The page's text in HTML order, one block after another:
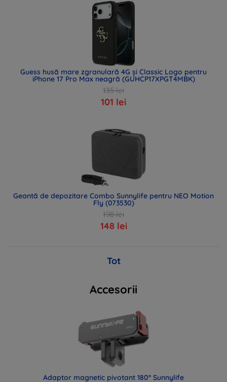
Guess husă mare zgranulară 4G și Classic Logo pentru
iPhone 17 Pro Max neagră (GUHCP17XPGT4MBK)
135 lei
101 lei
Geantă de depozitare Combo Sunnylife pentru NEO Motion
Fly (073530)
198 lei
148 lei
Tot
Accesorii
Adaptor magnetic pivotant 180° Sunnylife